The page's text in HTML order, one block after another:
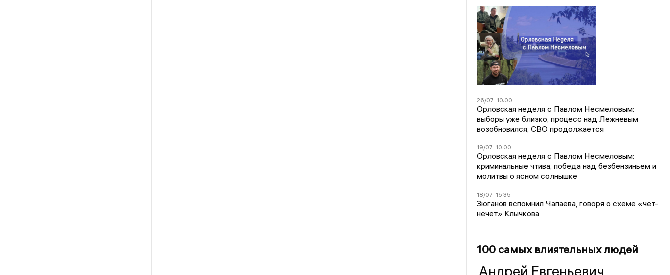
26/07 10:00
Орловская неделя с Павлом Несмеловым:
выборы уже близко, процесс над Лежневым
возобновился, СВО продолжается
19/07 10:00
Орловская неделя с Павлом Несмеловым:
криминальные чтива, победа над безбензиньем и
молитвы о ясном солнышке
18/07 15:35
Зюганов вспомнил Чапаева, говоря о схеме «чет-
нечет» Клычкова
100 самых влиятельных людей
Андрей Евгеньевич